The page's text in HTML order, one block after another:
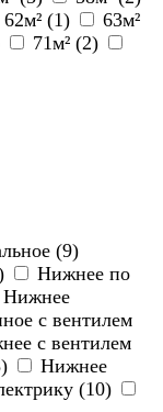
62м² (1)
63м²
71м² (2)
(9)
Нижнее по
Нижнее
с вентилем
с вентилем
)
Нижнее
(10)